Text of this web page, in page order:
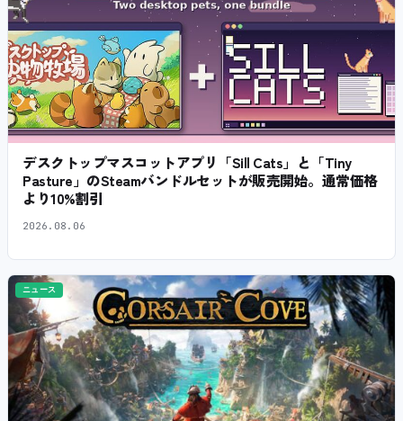
デスクトップマスコットアプリ「Sill Cats」と「Tiny
Pasture」のSteamバンドルセットが販売開始。通常価格
より10%割引
2026.08.06
ニュース